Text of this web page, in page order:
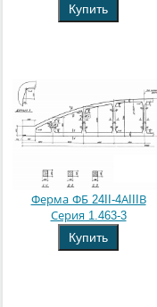
Купить
Ферма ФБ 24II-4АIIIВ
Серия 1.463-3
Купить